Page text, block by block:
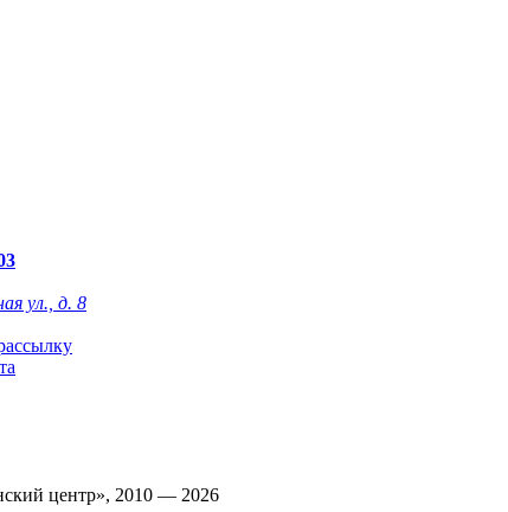
ул., д. 8
центр», 2010 — 2026